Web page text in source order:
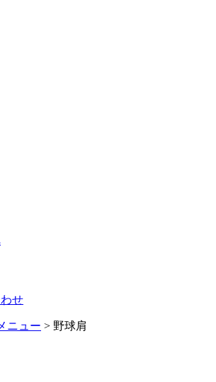
せ
ニュー > 野球肩